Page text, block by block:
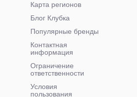
Карта регионов
Блог Клубка
Популярные бренды
Контактная
информация
Ограничение
ответственности
Условия
пользования